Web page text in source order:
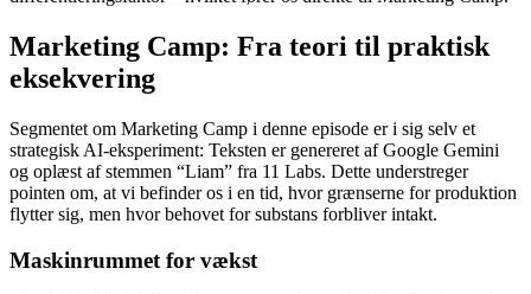
Marketing Camp: Fra teori til praktisk
eksekvering
Segmentet om Marketing Camp i denne episode er i sig selv et
strategisk AI-eksperiment: Teksten er genereret af Google Gemini
og oplæst af stemmen “Liam” fra 11 Labs. Dette understreger
pointen om, at vi befinder os i en tid, hvor grænserne for produktion
flytter sig, men hvor behovet for substans forbliver intakt.
Maskinrummet for vækst